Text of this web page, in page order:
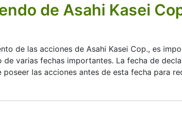
de Asahi Kasei
de las acciones de Asahi Kasei Cop., es
varias fechas importantes. La fecha de
las acciones antes de esta fecha para
Asahi Kasei Cop. consulta su lista de